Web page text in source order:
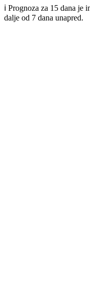
ℹ️ Prognoza za 15 dana je
dalje od 7 dana unapred.